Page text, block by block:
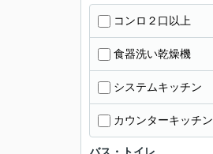
コンロ２口以上
食器洗い乾燥機
システムキッチン
カウンターキッチン